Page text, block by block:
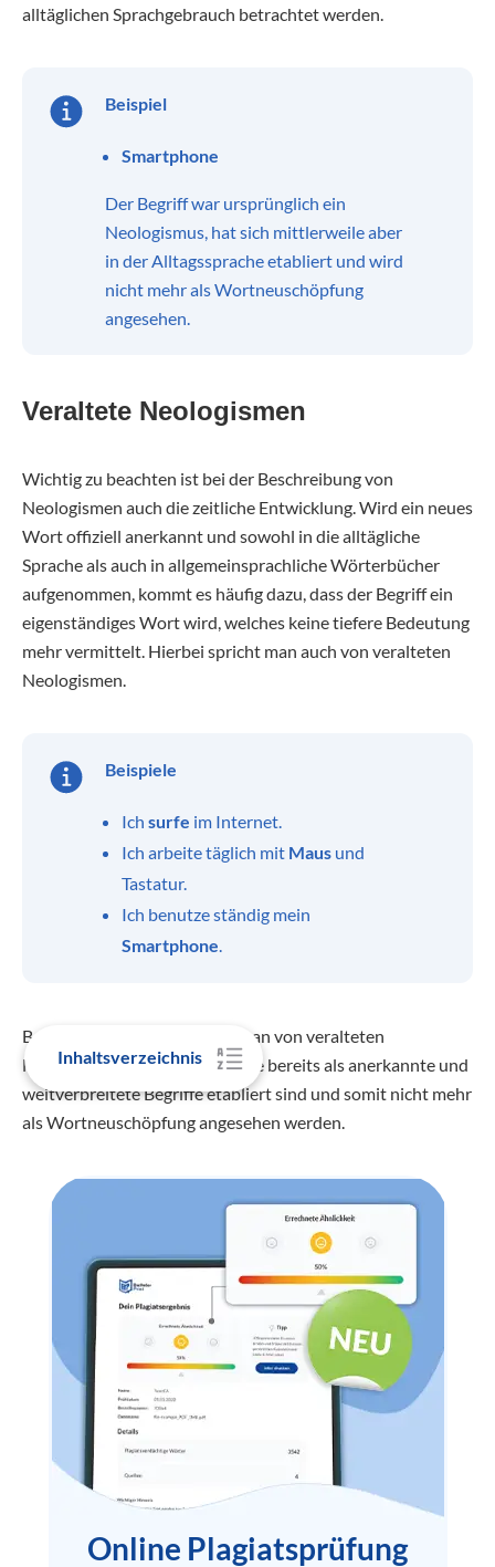
Inhaltsverzeichnis
alltäglichen Sprachgebrauch betrachtet werden.
Beispiel
Smartphone
Der Begriff war ursprünglich ein
Neologismus, hat sich mittlerweile aber
in der Alltagssprache etabliert und wird
nicht mehr als Wortneuschöpfung
angesehen.
Veraltete Neologismen
Wichtig zu beachten ist bei der Beschreibung von
Neologismen auch die zeitliche Entwicklung. Wird ein neues
Wort offiziell anerkannt und sowohl in die alltägliche
Sprache als auch in allgemeinsprachliche Wörterbücher
aufgenommen, kommt es häufig dazu, dass der Begriff ein
eigenständiges Wort wird, welches keine tiefere Bedeutung
mehr vermittelt. Hierbei spricht man auch von veralteten
Neologismen.
Beispiele
Ich surfe im Internet.
Ich arbeite täglich mit Maus und
Tastatur.
Ich benutze ständig mein
Smartphone.
Bei all diesen Begriffen kann man von veralteten
Neologismen sprechen, da diese bereits als anerkannte und
weitverbreitete Begriffe etabliert sind und somit nicht mehr
als Wortneuschöpfung angesehen werden.
Online Plagiatsprüfung